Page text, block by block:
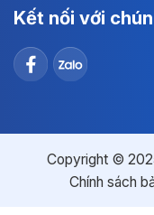
Kết nối với
Copyright ©
Chính sách